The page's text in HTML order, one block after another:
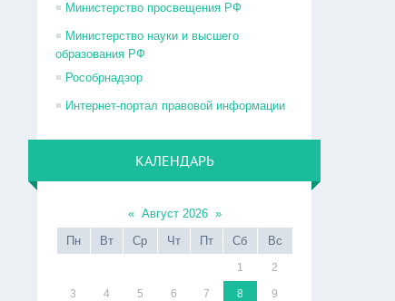
Министерство просвещения РФ
Министерство науки и высшего
образования РФ
Рособрнадзор
Интернет-портал правовой информации
КАЛЕНДАРЬ
« Август 2026 »
Пн
Вт Ср Чт Пт Сб Вс
1 2
3 4 5 6 7 8 9